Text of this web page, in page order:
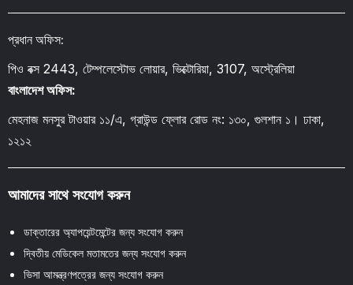
প্রধান অফিস:
পিও বক্স 2443, টেম্পলেস্টোভ লোয়ার, ভিক্টোরিয়া, 3107, অস্ট্রেলিয়া
বাংলাদেশ অফিস:
মেহনাজ মনসুর টাওয়ার ১১/এ, গ্রাউন্ড ফ্লোর রোড নং: ১৩০, গুলশান ১। ঢাকা,
১২১২
আমাদের সাথে সংযোগ করুন
ডাক্তারের অ্যাপয়েন্টমেন্টের জন্য সংযোগ করুন
দ্বিতীয় মেডিকেল মতামতের জন্য সংযোগ করুন
ভিসা আমন্ত্রণপত্রের জন্য সংযোগ করুন